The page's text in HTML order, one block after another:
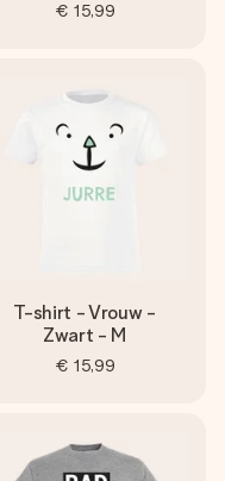
€ 15,99
T-shirt - Vrouw -
Zwart - M
€ 15,99